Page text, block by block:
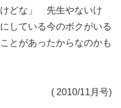
どな」 先生やないけ
している今のボクがいる
とがあったからなのかも
( 2010/11月号)